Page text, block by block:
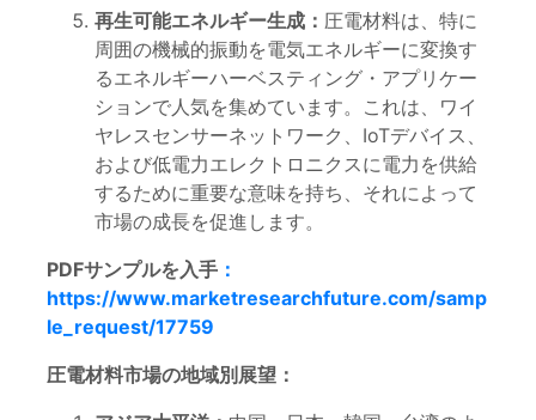
再生可能エネルギー生成： 圧電材料は、特に
周囲の機械的振動を電気エネルギーに変換す
るエネルギーハーベスティング・アプリケー
ションで人気を集めています。これは、ワイ
ヤレスセンサーネットワーク、IoTデバイス、
および低電力エレクトロニクスに電力を供給
するために重要な意味を持ち、それによって
市場の成長を促進します。
PDFサンプルを入手 ：
https://www.marketresearchfuture.com/samp
le_request/17759
圧電材料市場の地域別展望：